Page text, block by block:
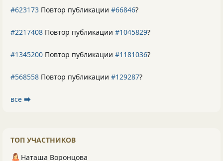
#623173 Повтор публикации #66846?
#2217408 Повтор публикации #1045829?
#1345200 Повтор публикации #1181036?
#568558 Повтор публикации #129287?
все ⮕
ТОП УЧАСТНИКОВ
Наташа Воронцова